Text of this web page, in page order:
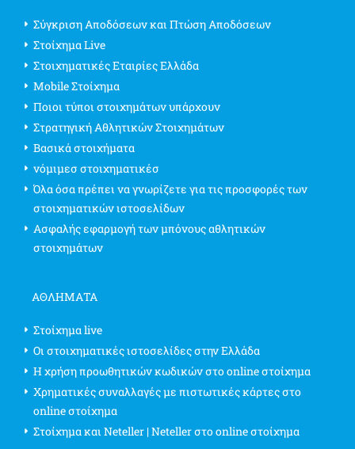
Σύγκριση Αποδόσεων και Πτώση Αποδόσεων
Στοίχημα Live
Στοιχηματικές Εταιρίες Ελλάδα
Mobile Στοίχημα
Ποιοι τύποι στοιχημάτων υπάρχουν
Στρατηγική Αθλητικών Στοιχημάτων
Βασικά στοιχήματα
νόμιμεσ στοιχηματικέσ
Όλα όσα πρέπει να γνωρίζετε για τις προσφορές των
στοιχηματικών ιστοσελίδων
Ασφαλής εφαρμογή των μπόνους αθλητικών
στοιχημάτων
ΑΘΛΗΜΑΤΑ
Στοίχημα live
Οι στοιχηματικές ιστοσελίδες στην Ελλάδα
Η χρήση προωθητικών κωδικών στο online στοίχημα
Χρηματικές συναλλαγές με πιστωτικές κάρτες στο
online στοίχημα
Στοίχημα και Neteller | Neteller στο online στοίχημα